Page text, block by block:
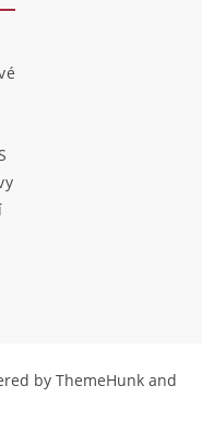
by ThemeHunk and